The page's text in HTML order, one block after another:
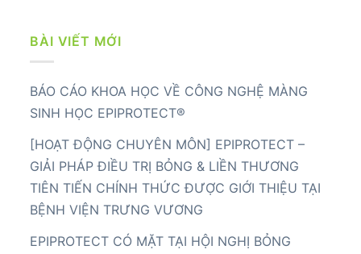
BÀI VIẾT MỚI
BÁO CÁO KHOA HỌC VỀ CÔNG NGHỆ MÀNG
SINH HỌC EPIPROTECT®
[HOẠT ĐỘNG CHUYÊN MÔN] EPIPROTECT –
GIẢI PHÁP ĐIỀU TRỊ BỎNG & LIỀN THƯƠNG
TIÊN TIẾN CHÍNH THỨC ĐƯỢC GIỚI THIỆU TẠI
BỆNH VIỆN TRƯNG VƯƠNG
EPIPROTECT CÓ MẶT TẠI HỘI NGHỊ BỎNG